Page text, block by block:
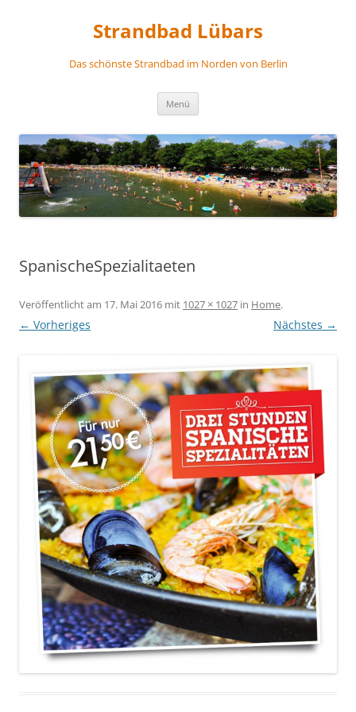
Strandbad Lübars
Das schönste Strandbad im Norden von Berlin
Menü
SpanischeSpezialitaeten
Veröffentlicht am 17. Mai 2016 mit 1027 × 1027 in Home.
← Vorheriges Nächstes →